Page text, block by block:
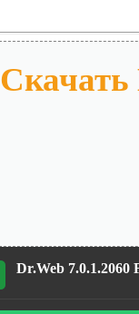
Скачать
Dr.Web 7.0.1.2060